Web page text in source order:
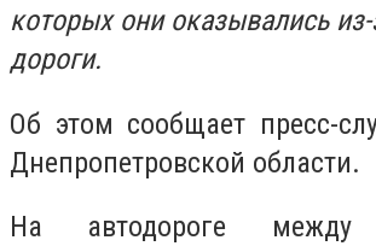
которых они оказывались
дороги.
Об этом сообщает пресс-
Днепропетровской области.
На автодороге между